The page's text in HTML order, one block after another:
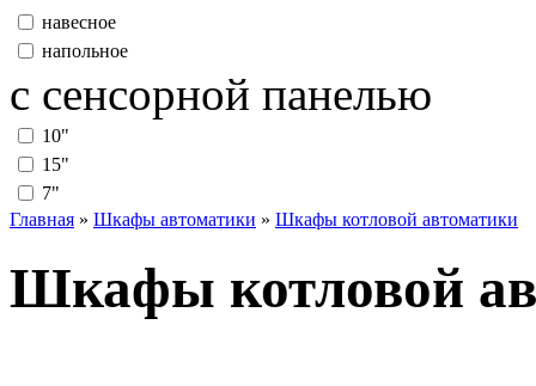
навесное
напольное
с сенсорной панелью
10"
15"
7"
Главная » Шкафы автоматики » Шкафы котловой автоматики
Шкафы котловой